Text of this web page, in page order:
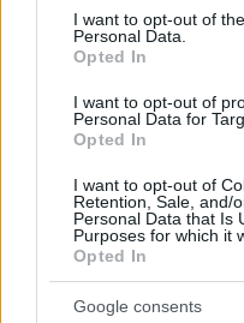
consent section.
I want to opt-out of
Personal Data.
Opted In
I want to opt-out of
Personal Data for
Opted In
I want to opt-out of
Retention, Sale, and/
Personal Data that Is
Purposes for which it
Opted In
Google consents
καλλιτέχνη και
γεννήθηκε μέσα από
αιώνα, των ροκοκό
[Solitude] στη
Ημέρες Κοινότητας και
Ιούνιος 2027